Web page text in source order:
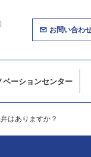
お問い合わ
ベーションセンター
はありますか？